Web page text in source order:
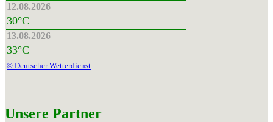
12.08.2026
30°C
13.08.2026
33°C
© Deutscher Wetterdienst
Unsere Partner